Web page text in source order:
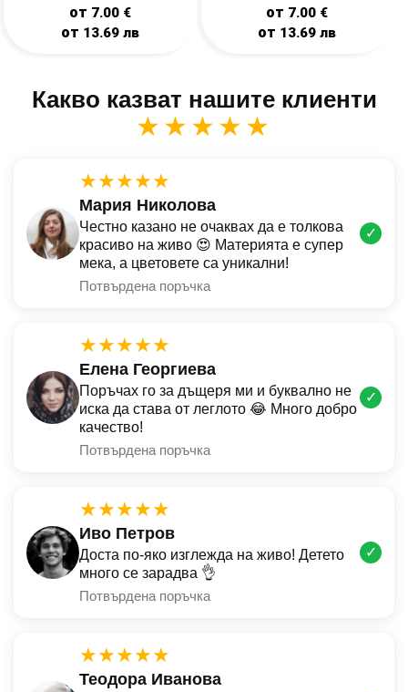
от 7.00 €
от 13.69 лв
от 7.00 €
от 13.69лв
Какво казват нашите клиенти
★★★★★
★★★★★
Мария Николова
Честно казано не очаквах да е толкова
красиво на живо 😍 Материята е супер
мека, а цветовете са уникални!
Потвърдена поръчка
✓
★★★★★
Елена Георгиева
Поръчах го за дъщеря ми и буквално не
иска да става от леглото 😂 Много добро
качество!
Потвърдена поръчка
✓
★★★★★
Иво Петров
Доста по-яко изглежда на живо! Детето
много се зарадва 👌
Потвърдена поръчка
✓
★★★★★
Теодора Иванова